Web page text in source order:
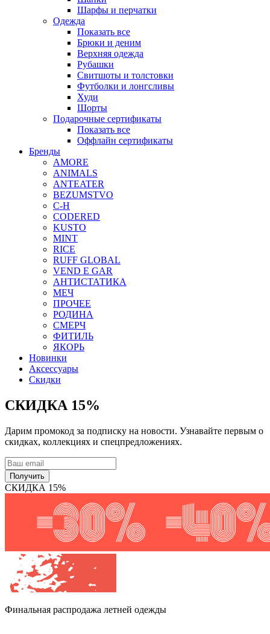
Шарфы и перчатки
Одежда
Показать все
Брюки и деним
Верхняя одежда
Рубашки
Свитшоты и толстовки
Футболки и лонгсливы
Худи
Шорты
Подарочные сертификаты
Показать все
Оффлайн сертификаты
Бренды
AMORE
ANIMALS
ANTEATER
BEZUMSTVO
C-H
CODERED
KUSTO
MINT
RICE
RUFF GLOBAL
VEND E GAR
АНТИСТАТИКА
МЕЧ
ПРОЧЕЕ
РОДИНА
СМЕРЧ
ФИТИЛЬ
ЯКОРЬ
Новинки
Аксессуары
Скидки
СКИДКА 15%
Дарим промокод за подписку на новости. Узнавайте первым о
скидках, коллекциях и спецпредложениях.
Получить
СКИДКА 15%
Финальная распродажа летней одежды